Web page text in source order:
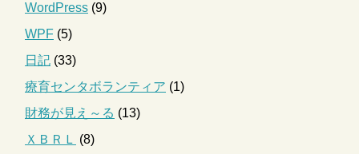
WordPress (9)
WPF (5)
日記 (33)
療育センタボランティア (1)
財務が見え～る (13)
ＸＢＲＬ (8)